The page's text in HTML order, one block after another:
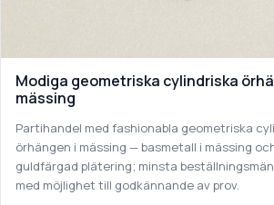
Modiga geometriska cylindriska
mässing
Partihandel med fashionabla geometriska
örhängen i mässing — basmetall i mässing
guldfärgad plätering; minsta
med möjlighet till godkännande av prov.